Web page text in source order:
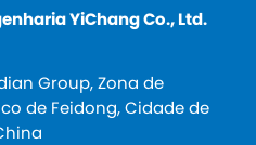
YiChang Co., Ltd.
Group, Zona de
de Feidong, Cidade de